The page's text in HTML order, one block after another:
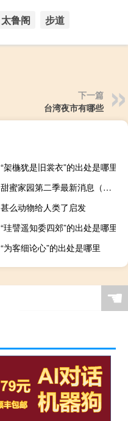
太鲁阁 步道
下一篇
台湾夜市有哪些
“架椸犹是旧裳衣”的出处是哪里
甜蜜家园第二季最新消息（甜蜜家园第二季）
甚么动物给人类了启发
“珪譬遥知委四郊”的出处是哪里
“为客细论心”的出处是哪里
☚